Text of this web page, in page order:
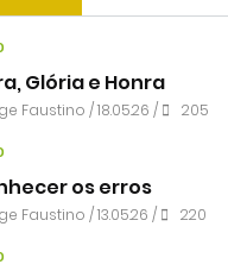
Glória e Honra
Faustino / 18.05.26 / 205
os erros
Faustino / 13.05.26 / 220